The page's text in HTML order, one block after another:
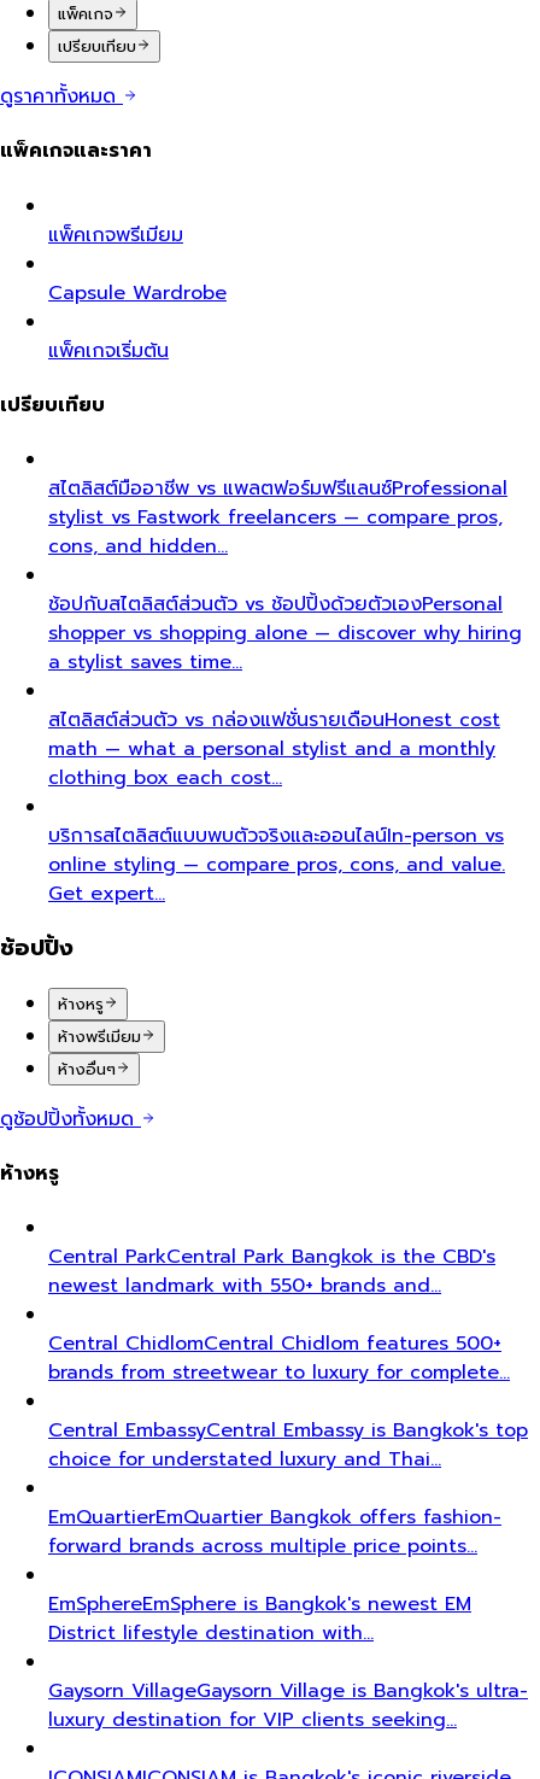
แพ็คเกจ
เปรียบเทียบ
ดูราคาทั้งหมด
แพ็คเกจและราคา
แพ็คเกจพรีเมียม
Capsule Wardrobe
แพ็คเกจเริ่มต้น
เปรียบเทียบ
สไตลิสต์มืออาชีพ vs แพลตฟอร์มฟรีแลนซ์Professional
stylist vs Fastwork freelancers — compare pros,
cons, and hidden…
ช้อปกับสไตลิสต์ส่วนตัว vs ช้อปปิ้งด้วยตัวเองPersonal
shopper vs shopping alone — discover why hiring
a stylist saves time…
สไตลิสต์ส่วนตัว vs กล่องแฟชั่นรายเดือนHonest cost
math — what a personal stylist and a monthly
clothing box each cost…
บริการสไตลิสต์แบบพบตัวจริงและออนไลน์In-person vs
online styling — compare pros, cons, and value.
Get expert…
ช้อปปิ้ง
ห้างหรู
ห้างพรีเมียม
ห้างอื่นๆ
ดูช้อปปิ้งทั้งหมด
ห้างหรู
Central ParkCentral Park Bangkok is the CBD's
newest landmark with 550+ brands and…
Central ChidlomCentral Chidlom features 500+
brands from streetwear to luxury for complete…
Central EmbassyCentral Embassy is Bangkok's top
choice for understated luxury and Thai…
EmQuartierEmQuartier Bangkok offers fashion-
forward brands across multiple price points…
EmSphereEmSphere is Bangkok's newest EM
District lifestyle destination with…
Gaysorn VillageGaysorn Village is Bangkok's ultra-
luxury destination for VIP clients seeking…